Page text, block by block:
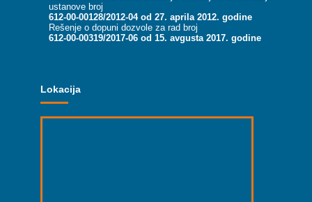
ustanove broj
612-00-00128/2012-04 od 27. aprila 2012. godine
Rešenje o dopuni dozvole za rad broj
612-00-00319/2017-06 od 15. avgusta 2017. godine
Lokacija